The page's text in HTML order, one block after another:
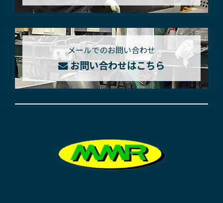
メールでのお問い合わせ
お問い合わせはこちら